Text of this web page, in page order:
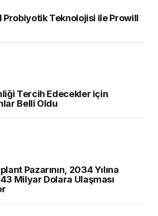
Probiyotik Teknolojisi ile Prowill
Tercih Edecekler için
Belli Oldu
Pazarının, 2034 Yılına
Milyar Dolara Ulaşması